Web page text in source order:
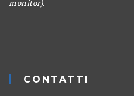
monitor).
CONTATTI